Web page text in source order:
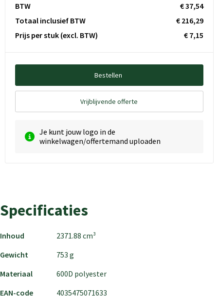
BTW
€ 37,54
Totaal inclusief BTW
€ 216,29
Prijs per stuk (excl. BTW) € 7,15
Bestellen
Vrijblijvende offerte
Je kunt jouw logo in de
winkelwagen/offertemand uploaden
Specificaties
Inhoud
2371.88 cm³
Gewicht
753 g
Materiaal
600D polyester
EAN-code
4035475071633